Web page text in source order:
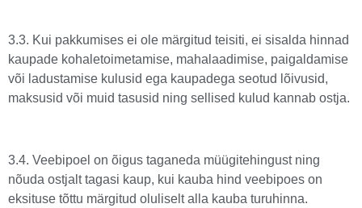
3.3. Kui pakkumises ei ole märgitud teisiti, ei sisalda hinnad
kaupade kohaletoimetamise, mahalaadimise, paigaldamise
või ladustamise kulusid ega kaupadega seotud lõivusid,
maksusid või muid tasusid ning sellised kulud kannab ostja.
3.4. Veebipoel on õigus taganeda müügitehingust ning
nõuda ostjalt tagasi kaup, kui kauba hind veebipoes on
eksituse tõttu märgitud oluliselt alla kauba turuhinna.